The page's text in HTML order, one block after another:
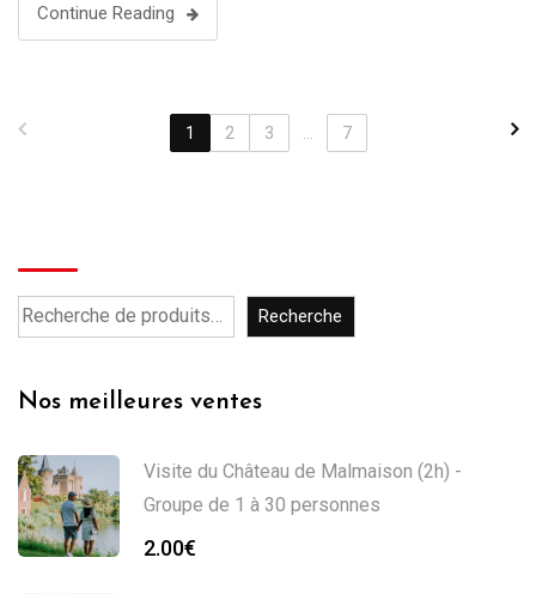
Continue Reading
1 2 3 7
Recherche
Nos meilleures ventes
Visite du Château de Malmaison (2h) -
Groupe de 1 à 30 personnes
2.00€